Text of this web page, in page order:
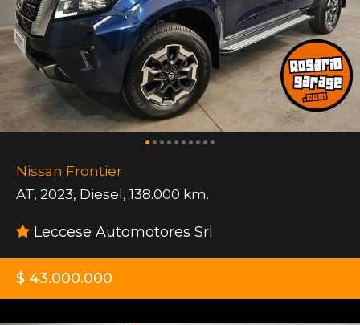
Nissan Frontier
AT, 2023, Diesel, 138.000 km.
Leccese Automotores Srl
$ 43.000.000